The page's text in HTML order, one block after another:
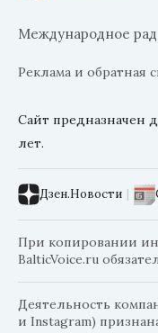
Международное
Реклама и обратная
Сайт предназначен
лет.
Дзен.Новости |
При копировании
BalticVoice.ru
Деятельность
и Instagram)